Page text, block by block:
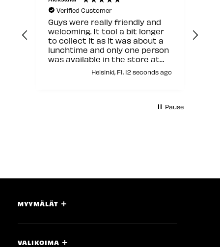
Verified Customer
Guys were really friendly and
welcoming. It tool a bit longer
to collect it as it was about a
lunchtime and only one person
was available in the store at
that moment but other than
this it was fine.
Helsinki, FI, 12 seconds ago
Pause
MYYMÄLÄT
VALIKOIMA